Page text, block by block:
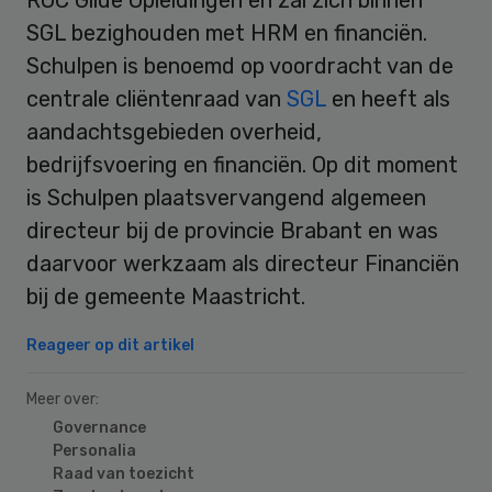
SGL bezighouden met HRM en financiën.
Schulpen is benoemd op voordracht van de
centrale cliëntenraad van SGL en heeft als
aandachtsgebieden overheid,
bedrijfsvoering en financiën. Op dit moment
is Schulpen plaatsvervangend algemeen
directeur bij de provincie Brabant en was
daarvoor werkzaam als directeur Financiën
bij de gemeente Maastricht.
Reageer op dit artikel
Meer over:
Governance
Personalia
Raad van toezicht